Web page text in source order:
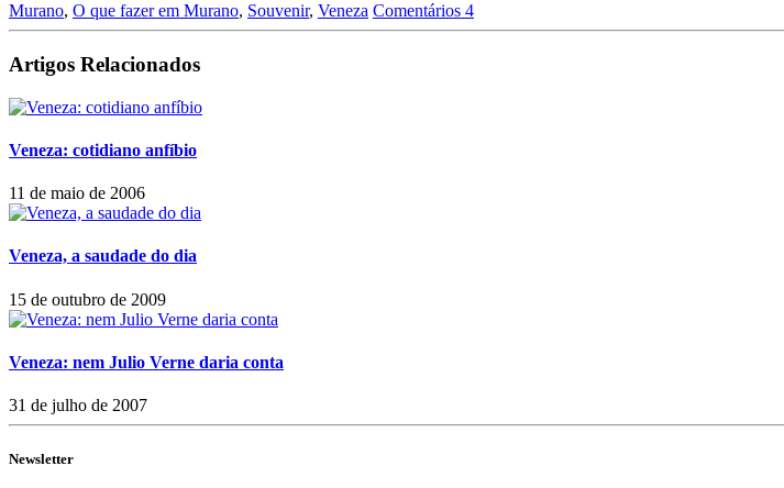
Murano, O que fazer em Murano, Souvenir, Veneza Comentários 4
Artigos Relacionados
Veneza: cotidiano anfíbio
11 de maio de 2006
Veneza, a saudade do dia
15 de outubro de 2009
Veneza: nem Julio Verne daria conta
31 de julho de 2007
Newsletter